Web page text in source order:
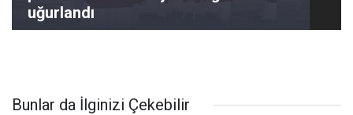
uğurlandı
Bunlar da İlginizi Çekebilir